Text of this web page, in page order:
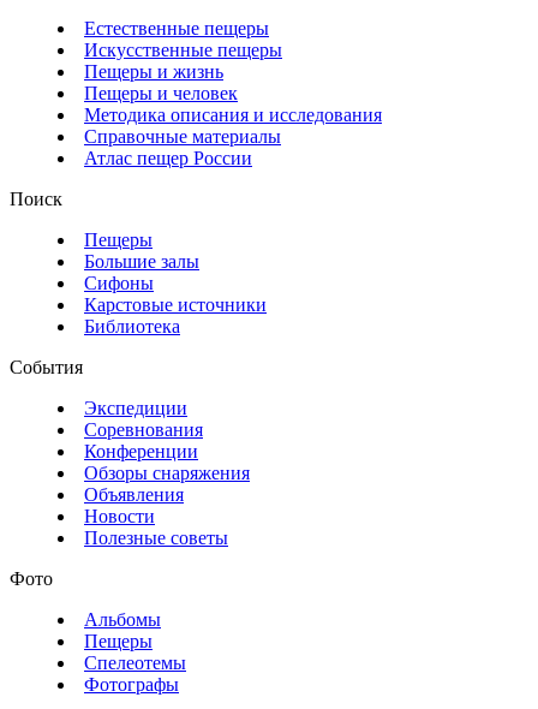
Естественные пещеры
Искусственные пещеры
Пещеры и жизнь
Пещеры и человек
Методика описания и исследования
Справочные материалы
Атлас пещер России
Поиск
Пещеры
Большие залы
Сифоны
Карстовые источники
Библиотека
События
Экспедиции
Соревнования
Конференции
Обзоры снаряжения
Объявления
Новости
Полезные советы
Фото
Альбомы
Пещеры
Спелеотемы
Фотографы